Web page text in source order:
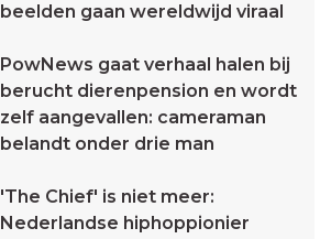
beelden gaan wereldwijd viraal
PowNews gaat verhaal halen bij
berucht dierenpension en wordt
zelf aangevallen: cameraman
belandt onder drie man
'The Chief' is niet meer:
Nederlandse hiphoppionier